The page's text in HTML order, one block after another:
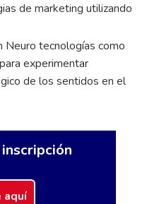
aquí
de marketing utilizando
Neuro tecnologías como
experimentar
de los sentidos en el